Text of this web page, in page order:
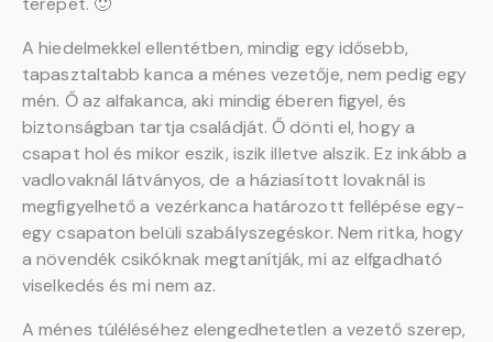
A hiedelmekkel ellentétben, mindig egy idősebb,
tapasztaltabb kanca a ménes vezetője, nem pedig egy
mén. Ő az alfakanca, aki mindig éberen figyel, és
biztonságban tartja családját. Ő dönti el, hogy a
csapat hol és mikor eszik, iszik illetve alszik. Ez inkább a
vadlovaknál látványos, de a háziasított lovaknál is
megfigyelhető a vezérkanca határozott fellépése egy-
egy csapaton belüli szabályszegéskor. Nem ritka, hogy
a növendék csikóknak megtanítják, mi az elfgadható
viselkedés és mi nem az.
A ménes túléléséhez elengedhetetlen a vezető szerep,